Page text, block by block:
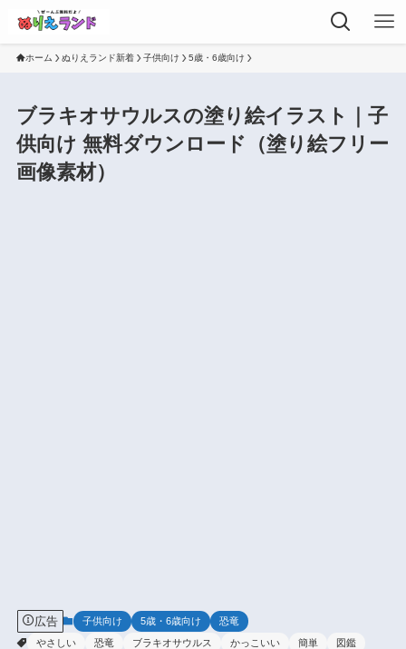
ホーム ぬりえランド新着 子供向け 5歳・6歳向け
ブラキオサウルスの塗り絵イラスト｜子
供向け 無料ダウンロード（塗り絵フリー
画像素材）
広告 子供向け 5歳・6歳向け
恐竜
やさしい
恐竜 ブラキオサウルス かっこいい 簡単 図鑑